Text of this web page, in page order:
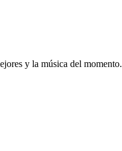
y la música del momento.